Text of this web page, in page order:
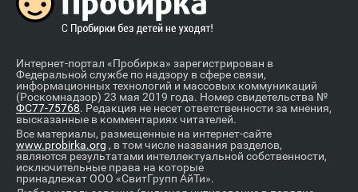
Интернет-портал «Пробирка» зарегистрирован в
Федеральной службе по надзору в сфере связи,
информационных технологий и массовых коммуникаций
(Роскомнадзор) 23 мая 2019 года. Номер свидетельства №
ФС77-75768. Редакция не несет ответственности за мнения,
высказанные в комментариях читателей.
Все материалы, размещенные на интернет-сайте
www.probirka.org , в том числе названия разделов,
являются результатами интеллектуальной собственности,
исключительные права на которые
принадлежат ООО «СвитГрупп АйТи».